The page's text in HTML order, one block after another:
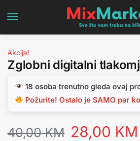
Akcija!
Zglobni digitalni
18 osoba trenutno gleda ovaj
Požurite! Ostalo je SAMO par
40,00KM 28,00 KM